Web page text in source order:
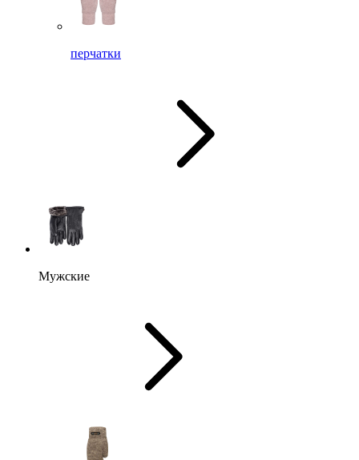
перчатки
Мужские